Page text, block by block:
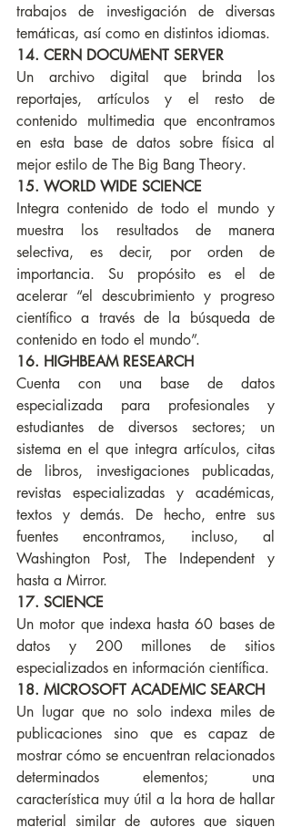
trabajos de investigación de diversas
temáticas, así como en distintos idiomas.
14. CERN DOCUMENT SERVER
Un archivo digital que brinda los
reportajes, artículos y el resto de
contenido multimedia que encontramos
en esta base de datos sobre física al
mejor estilo de The Big Bang Theory.
15. WORLD WIDE SCIENCE
Integra contenido de todo el mundo y
muestra los resultados de manera
selectiva, es decir, por orden de
importancia. Su propósito es el de
acelerar “el descubrimiento y progreso
científico a través de la búsqueda de
contenido en todo el mundo”.
16. HIGHBEAM RESEARCH
Cuenta con una base de datos
especializada para profesionales y
estudiantes de diversos sectores; un
sistema en el que integra artículos, citas
de libros, investigaciones publicadas,
revistas especializadas y académicas,
textos y demás. De hecho, entre sus
fuentes encontramos, incluso, al
Washington Post, The Independent y
hasta a Mirror.
17. SCIENCE
Un motor que indexa hasta 60 bases de
datos y 200 millones de sitios
especializados en información científica.
18. MICROSOFT ACADEMIC SEARCH
Un lugar que no solo indexa miles de
publicaciones sino que es capaz de
mostrar cómo se encuentran relacionados
determinados elementos; una
característica muy útil a la hora de hallar
material similar de autores que siguen